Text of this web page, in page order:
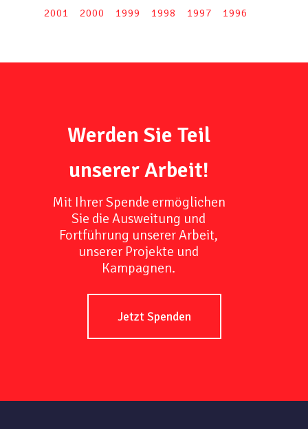
2001
2000 1999 1998 1997 1996
Werden Sie Teil
unserer Arbeit!
Mit Ihrer Spende ermöglichen
Sie die Ausweitung und
Fortführung unserer Arbeit,
unserer Projekte und
Kampagnen.
Jetzt Spenden